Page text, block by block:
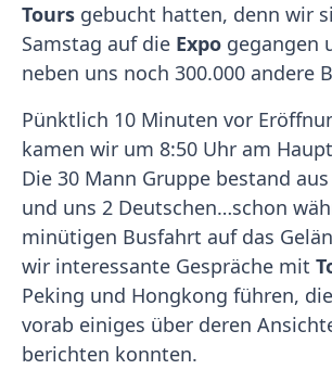
Tours gebucht hatten, denn wir
Samstag auf die Expo gegangen
neben uns noch 300.000 andere
Pünktlich 10 Minuten vor
kamen wir um 8:50 Uhr am
Die 30 Mann Gruppe bestand
und uns 2 Deutschen…schon
minütigen Busfahrt auf das
wir interessante Gespräche mit
Peking und Hongkong führen,
vorab einiges über deren
berichten konnten.